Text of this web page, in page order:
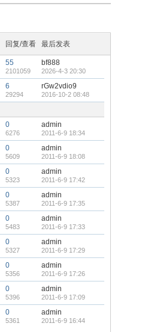
回复/查看 最后发表
55
2101059
bf888
2026-4-3 20:30
6
29294
rGw2vdio9
2016-10-2 08:48
0
6276
admin
2011-6-9 18:34
0
5609
admin
2011-6-9 18:08
0
5323
admin
2011-6-9 17:42
0
5387
admin
2011-6-9 17:35
0
5483
admin
2011-6-9 17:33
0
5327
admin
2011-6-9 17:29
0
5356
admin
2011-6-9 17:26
0
5396
admin
2011-6-9 17:09
0
5361
admin
2011-6-9 16:44